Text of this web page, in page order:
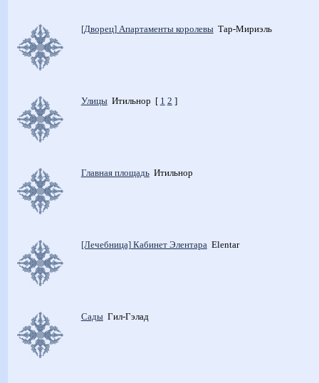
[Дворец] Апартаменты королевы Тар-Мириэль
Улицы Итильнор [ 1 2 ]
Главная площадь Итильнор
[Лечебница] Кабинет Элентара Elentar
Сады Гил-Гэлад